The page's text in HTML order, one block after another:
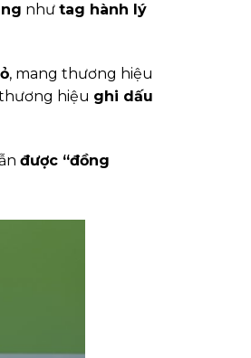
như tag hành lý
, mang thương hiệu
hiệu ghi dấu
được “đồng